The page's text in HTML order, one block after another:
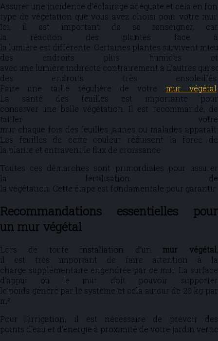
Assurer une incidence d’éclairage adéquate et cela en
type de végétation que vous avez choisi pour votre mur.
Ici, il est important de se renseigner, car
la réaction des plantes face à
la lumière est différente. Certaines plantes survivent
des endroits plus humides et
avec une lumière indirecte contrairement à d’autres qui
des endroits très ensoleillés.
Faire une taille régulière de votre mur végétal
La santé des feuilles est importante pour
conserver une belle végétation. Il est recommandé, de
tailler votre
mur chaque fois des feuilles jaunes ou malades apparaît.
Les feuilles de cette couleur réduisent la force de
la plante et entravent le flux de croissance.
Toutes ces démarches sont primordiales pour assurer
la fertilisation de
la végétation. Cette étape est fondamentale pour garantir
Recommandations essentielles pour
un mur végétal
Lors de toute installation d’un mur végétal,
il est très important de faire attention à la
charge supplémentaire engendrée par ce mur. La surface
d’appui ou le mur doit pouvoir supporter
le poids généré par le système et cela autour de 20 kg par
m².
Pour l’irrigation, il est nécessaire de prévoir des
points d’eau et d’énergie à proximité de votre jardin